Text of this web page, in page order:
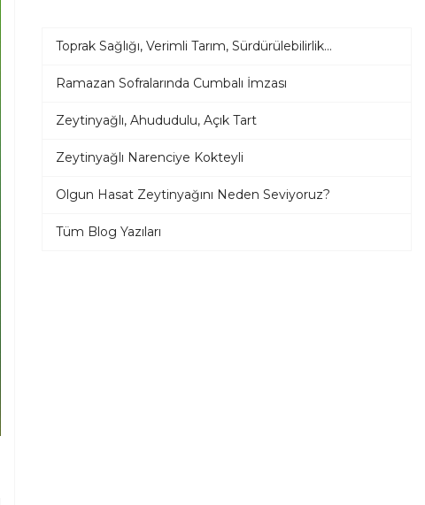
Toprak Sağlığı, Verimli Tarım, Sürdürülebilirlik...
Ramazan Sofralarında Cumbalı İmzası
Zeytinyağlı, Ahududulu, Açık Tart
Zeytinyağlı Narenciye Kokteyli
Olgun Hasat Zeytinyağını Neden Seviyoruz?
Tüm Blog Yazıları